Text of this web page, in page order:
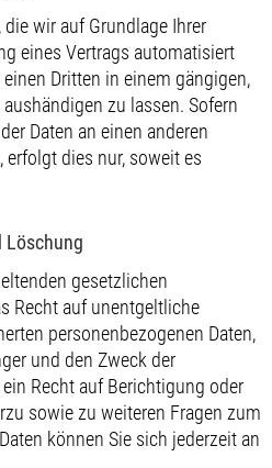
die wir auf Grundlage Ihrer
eines Vertrags automatisiert
Dritten in einem gängigen,
zu lassen. Sofern
Daten an einen anderen
dies nur, soweit es
Löschung
gesetzlichen
Recht auf unentgeltliche
personenbezogenen Daten,
und den Zweck der
Recht auf Berichtigung oder
sowie zu weiteren Fragen zum
können Sie sich jederzeit an